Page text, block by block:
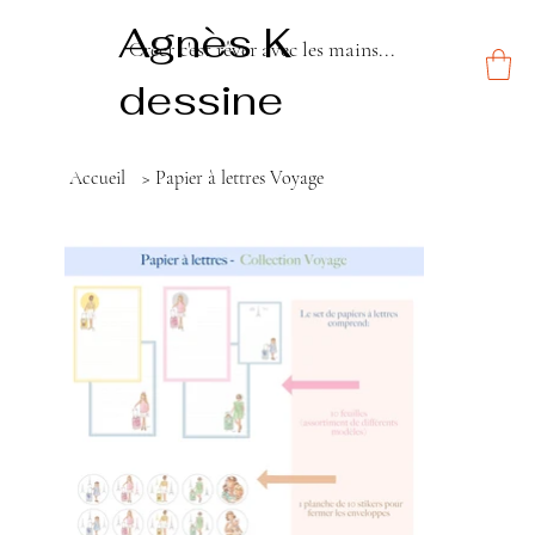
Agnès K
dessine
Créer c'est rêver avec les mains...
Accueil > Papier à lettres Voyage